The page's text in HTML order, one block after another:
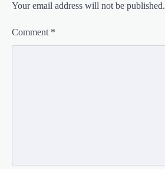
Your email address will not be published.
Comment *